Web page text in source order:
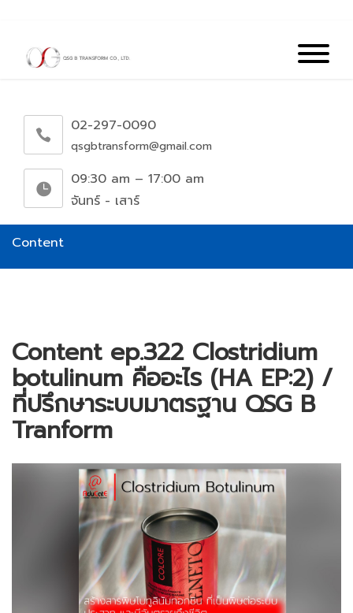
02-297-0090
qsgbtransform@gmail.com
09:30 am – 17:00 am
จันทร์ - เสาร์
Content
Content ep.322 Clostridium
botulinum คืออะไร (HA EP:2) /
ที่ปรึกษาระบบมาตรฐาน QSG B
Tranform